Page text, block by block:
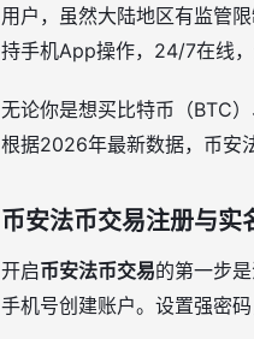
用户，虽然大陆地区有监管
持手机App操作，24/7在线，
无论你是想买比特币（BTC
根据2026年最新数据，币安
币安法币交易注册与实
开启币安法币交易的第一步
手机号创建账户。设置强密